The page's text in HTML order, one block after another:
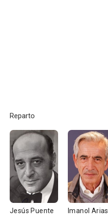
Reparto
Jesús Puente Imanol Arias